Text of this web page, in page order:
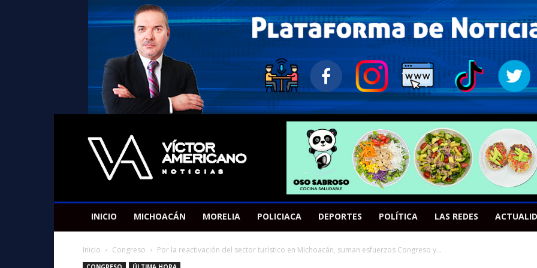
Americano
Victor
INICIO MICHOACÁN MORELIA POLICIACA DEPORTES POLÍTICA LAS REDES
Inicio Congreso Por la reactivación del sector turístico en Michoacán, suman esfuerzos Congreso y...